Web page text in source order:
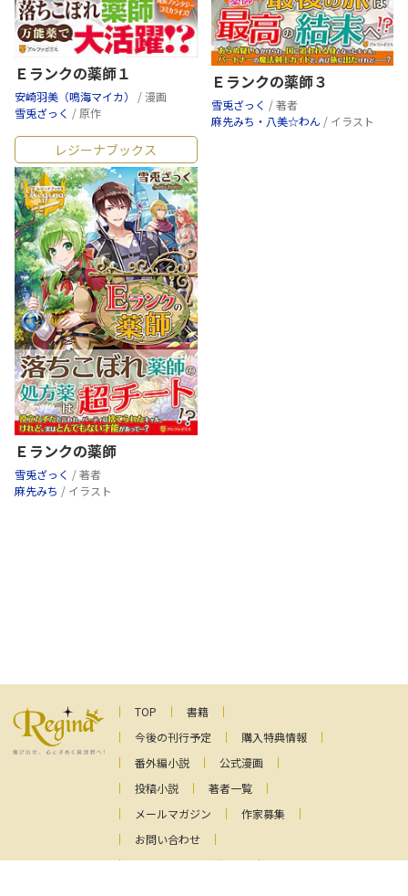
Ｅランクの薬師１
安崎羽美（鳴海マイカ） / 漫画
雪兎ざっく / 原作
Ｅランクの薬師３
雪兎ざっく / 著者
麻先みち・八美☆わん / イラスト
レジーナブックス
Ｅランクの薬師
雪兎ざっく / 著者
麻先みち / イラスト
TOP
書籍
今後の刊行予定
購入特典情報
番外編小説
公式漫画
投稿小説
著者一覧
メールマガジン
作家募集
お問い合わせ
ファンレターの送り先